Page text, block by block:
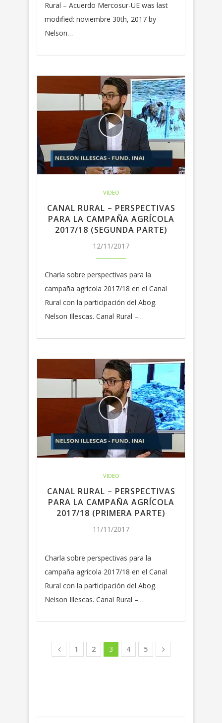
Rural – Acuerdo Mercosur-UE was last
modified: noviembre 30th, 2017 by
Nelson…
VIDEO
CANAL RURAL – PERSPECTIVAS
PARA LA CAMPAÑA AGRÍCOLA
2017/18 (SEGUNDA PARTE)
12/11/2017
Charla sobre perspectivas para la
campaña agrícola 2017/18 en el Canal
Rural con la participación del Abog.
Nelson Illescas. Canal Rural –…
VIDEO
CANAL RURAL – PERSPECTIVAS
PARA LA CAMPAÑA AGRÍCOLA
2017/18 (PRIMERA PARTE)
11/11/2017
Charla sobre perspectivas para la
campaña agrícola 2017/18 en el Canal
Rural con la participación del Abog.
Nelson Illescas. Canal Rural –…
1 2 3 4 5